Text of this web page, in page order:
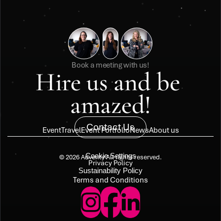
Book a meeting with us!
Hire us and be
amazed!
Contact Us
EventTravelEvent PortfolioNewsAbout us
© 2026 Adventy All rights reserved.
Cookie Settings
Privacy Policy
Sustainability Policy
Terms and Conditions